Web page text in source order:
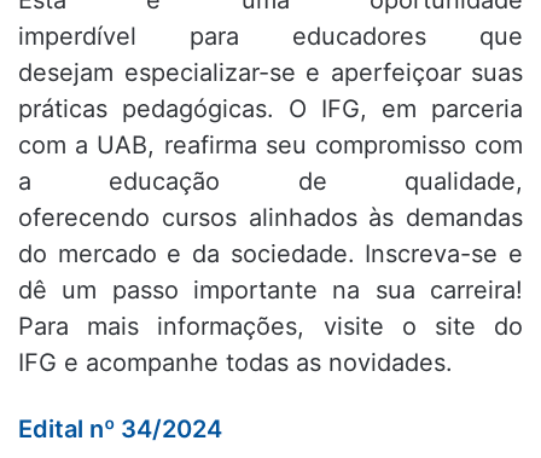
imperdível para educadores que
desejam especializar-se e aperfeiçoar suas
práticas pedagógicas. O IFG, em parceria
com a UAB, reafirma seu compromisso com
a educação de qualidade,
oferecendo cursos alinhados às demandas
do mercado e da sociedade. Inscreva-se e
dê um passo importante na sua carreira!
Para mais informações, visite o site do
IFG e acompanhe todas as novidades.
Edital nº 34/2024